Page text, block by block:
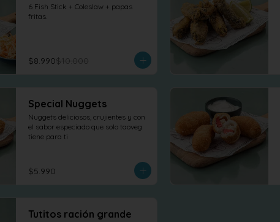
6 Fish Stick + Coleslaw + papas
fritas.
$8.990$10.000
Special Nuggets
Nuggets deliciosos, crujientes y con
el sabor especiado que solo taoveg
tiene para ti
$5.990
Tutitos ración grande